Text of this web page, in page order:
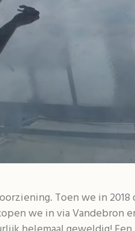
Toen we in 2018
we in via Vandebron